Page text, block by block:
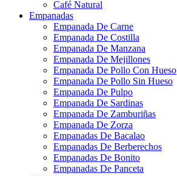
Café Natural
Empanadas
Empanada De Carne
Empanada De Costilla
Empanada De Manzana
Empanada De Mejillones
Empanada De Pollo Con Hueso
Empanada De Pollo Sin Hueso
Empanada De Pulpo
Empanada De Sardinas
Empanada De Zamburiñas
Empanada De Zorza
Empanadas De Bacalao
Empanadas De Berberechos
Empanadas De Bonito
Empanadas De Panceta